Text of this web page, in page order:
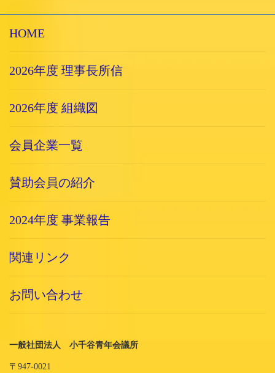
HOME
2026年度 理事長所信
2026年度 組織図
会員企業一覧
賛助会員の紹介
2024年度 事業報告
関連リンク
お問い合わせ
一般社団法人 小千谷青年会議所
〒947-0021